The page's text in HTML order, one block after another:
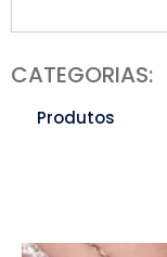
CATEGORIAS:
Produtos